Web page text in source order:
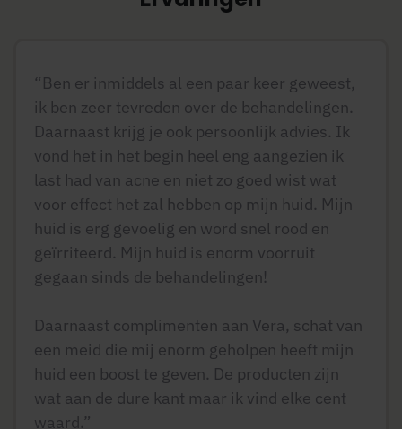
“Ben er inmiddels al een paar keer geweest,
ik ben zeer tevreden over de behandelingen.
Daarnaast krijg je ook persoonlijk advies. Ik
vond het in het begin heel eng aangezien ik
last had van acne en niet zo goed wist wat
voor effect het zal hebben op mijn huid. Mijn
huid is erg gevoelig en word snel rood en
geïrriteerd. Mijn huid is enorm voorruit
gegaan sinds de behandelingen!
Daarnaast complimenten aan Vera, schat van
een meid die mij enorm geholpen heeft mijn
huid een boost te geven. De producten zijn
wat aan de dure kant maar ik vind elke cent
waard.”